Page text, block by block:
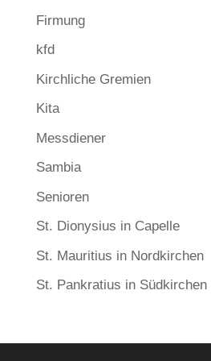
Firmung
kfd
Kirchliche Gremien
Kita
Messdiener
Sambia
Senioren
St. Dionysius in Capelle
St. Mauritius in Nordkirchen
St. Pankratius in Südkirchen